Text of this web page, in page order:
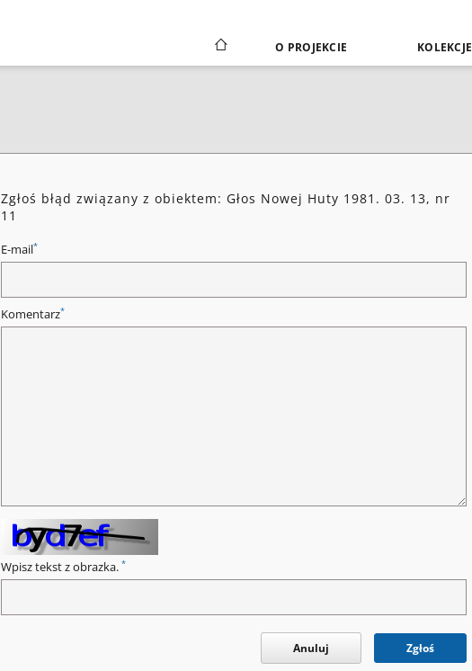
O PROJEKCIE KOLEKCJE
Zgłoś błąd związany z obiektem: Głos Nowej Huty 1981. 03. 13, nr
11
E-mail*
Komentarz*
Wpisz tekst z obrazka. *
Anuluj Zgłoś